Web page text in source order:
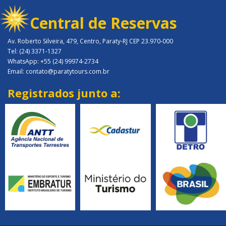
Central de Reservas
Av. Roberto Silveira, 479, Centro, Paraty-RJ CEP 23.970-000
Tel: (24) 3371-1327
WhatsApp: +55 (24) 99974-2734
Email: contato@paratytours.com.br
Registrados junto a: